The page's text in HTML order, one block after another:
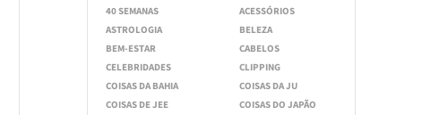
40 SEMANAS
ACESSÓRIOS
ASTROLOGIA
BELEZA
BEM-ESTAR
CABELOS
CELEBRIDADES
CLIPPING
COISAS DA BAHIA
COISAS DA JU
COISAS DE JEE
COISAS DO JAPÃO